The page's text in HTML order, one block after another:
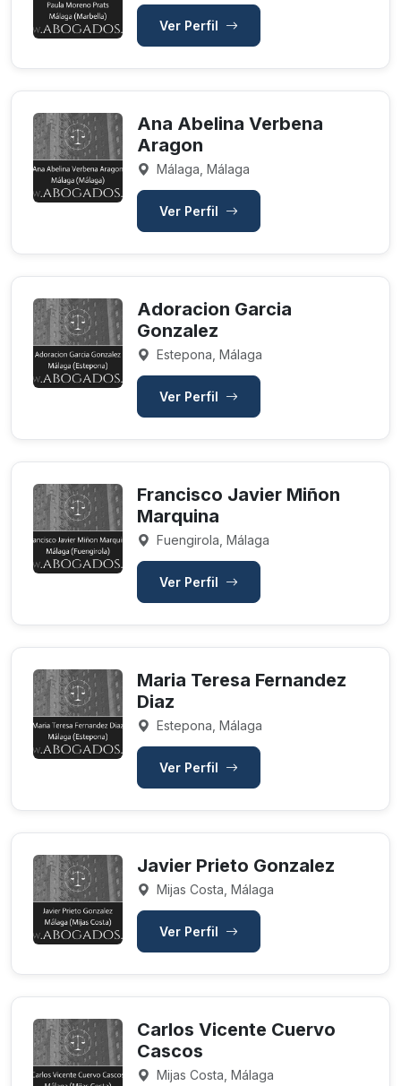
Ver Perfil
Ana Abelina Verbena
Aragon
Málaga, Málaga
Ver Perfil
Adoracion Garcia
Gonzalez
Estepona, Málaga
Ver Perfil
Francisco Javier Miñon
Marquina
Fuengirola, Málaga
Ver Perfil
Maria Teresa Fernandez
Diaz
Estepona, Málaga
Ver Perfil
Javier Prieto Gonzalez
Mijas Costa, Málaga
Ver Perfil
Carlos Vicente Cuervo
Cascos
Mijas Costa, Málaga